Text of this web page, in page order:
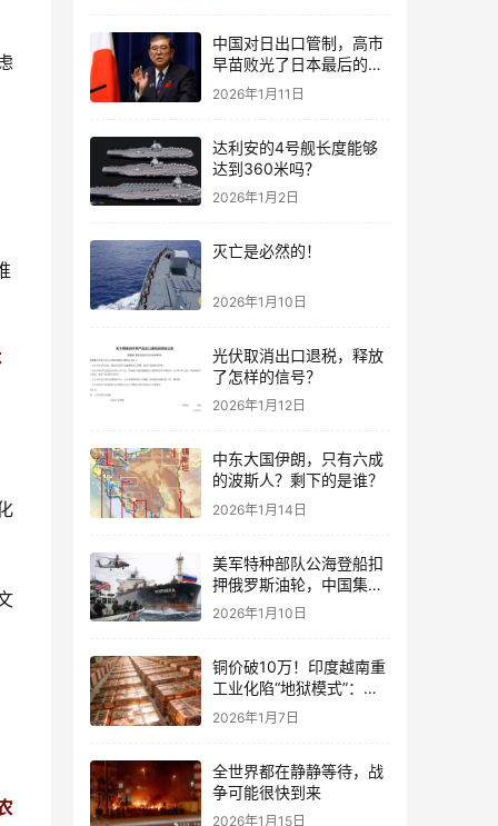
中国对日出口管制，高市
早苗败光了日本最后的国
运
2026年1月11日
达利安的4号舰长度能够
达到360米吗？
2026年1月2日
灭亡是必然的！
2026年1月10日
光伏取消出口退税，释放
了怎样的信号？
2026年1月12日
中东大国伊朗，只有六成
的波斯人？剩下的是谁？
2026年1月14日
美军特种部队公海登船扣
押俄罗斯油轮，中国集装
箱武装船早有准备？
2026年1月10日
铜价破10万！印度越南重
工业化陷“地狱模式”：中
国当年抄底的历史红利，
再也复刻不了
2026年1月7日
全世界都在静静等待，战
争可能很快到来
2026年1月15日